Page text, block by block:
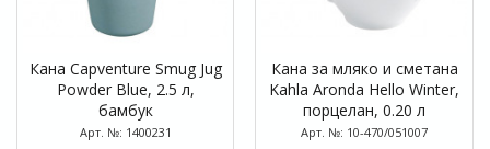
Кана Capventure Smug Jug
Powder Blue, 2.5 л,
бамбук
Арт. №: 1400231
Кана за мляко и сметана
Kahla Aronda Hello Winter,
порцелан, 0.20 л
Арт. №: 10-470/051007